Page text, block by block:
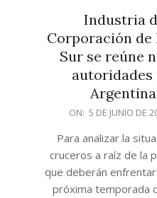
Industria
Corporación de
Sur se reúne
2021-ON: 5 DE JUNIO DE
Para analizar la
cruceros a raíz de la
que deberán
próxima temporada